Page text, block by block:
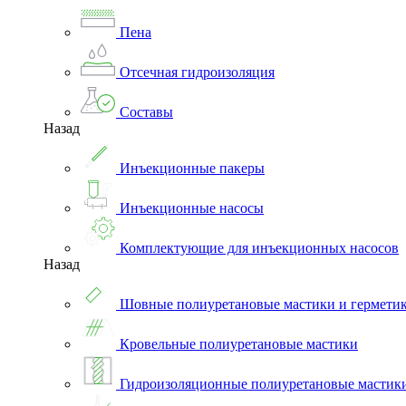
Пена
Отсечная гидроизоляция
Составы
Назад
Инъекционные пакеры
Инъекционные насосы
Комплектующие для инъекционных насосов
Назад
Шовные полиуретановые мастики и
Кровельные полиуретановые мастики
Гидроизоляционные полиуретановые